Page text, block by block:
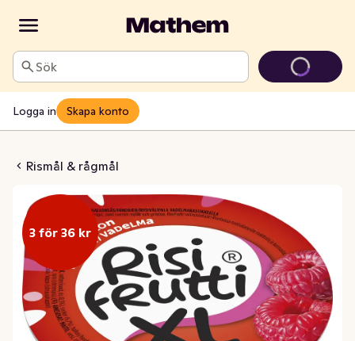
Sök
Logga in Skapa konto
Rismål & rågmål
Hallon XL
3 för 36 kr